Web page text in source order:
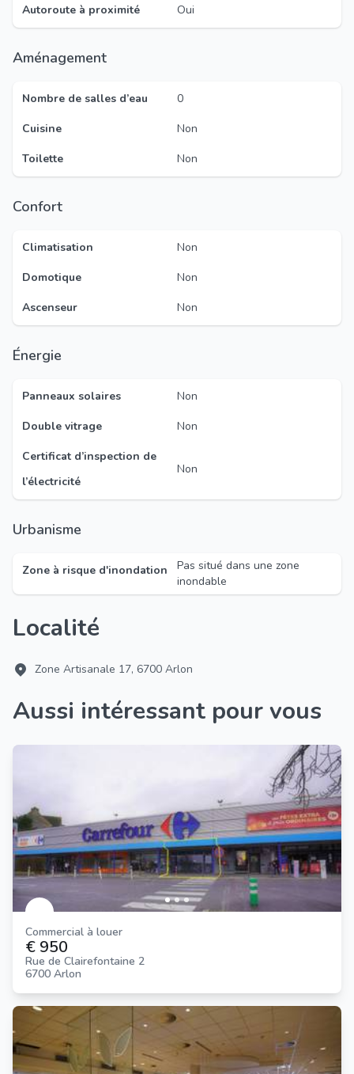
Autoroute à proximité Oui
Aménagement
Nombre de salles d’eau
0
Cuisine
Non
Toilette
Non
Confort
Climatisation
Non
Domotique
Non
Ascenseur
Non
Énergie
Panneaux solaires
Non
Double vitrage
Non
Certificat d’inspection de
l’électricité
Non
Urbanisme
Zone à risque d'inondation
Pas situé dans une zone
inondable
Localité
Zone Artisanale 17, 6700 Arlon
Aussi intéressant pour vous
Commercial à louer
€ 950
Rue de Clairefontaine 2
6700 Arlon